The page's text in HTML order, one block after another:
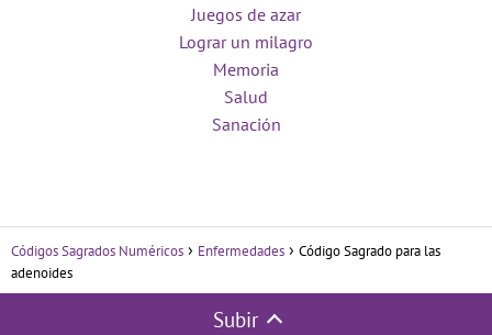
Juegos de azar
Lograr un milagro
Memoria
Salud
Sanación
Códigos Sagrados Numéricos Enfermedades
Código Sagrado para las
adenoides
Subir